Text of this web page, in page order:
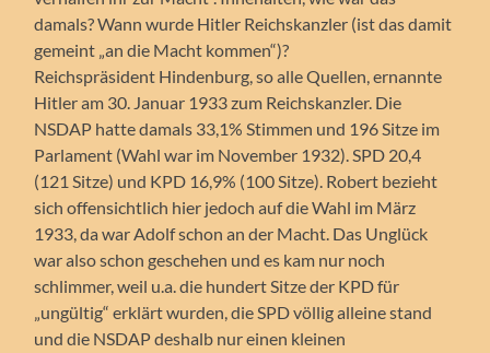
damals? Wann wurde Hitler Reichskanzler (ist das damit
gemeint „an die Macht kommen“)?
Reichspräsident Hindenburg, so alle Quellen, ernannte
Hitler am 30. Januar 1933 zum Reichskanzler. Die
NSDAP hatte damals 33,1% Stimmen und 196 Sitze im
Parlament (Wahl war im November 1932). SPD 20,4
(121 Sitze) und KPD 16,9% (100 Sitze). Robert bezieht
sich offensichtlich hier jedoch auf die Wahl im März
1933, da war Adolf schon an der Macht. Das Unglück
war also schon geschehen und es kam nur noch
schlimmer, weil u.a. die hundert Sitze der KPD für
„ungültig“ erklärt wurden, die SPD völlig alleine stand
und die NSDAP deshalb nur einen kleinen